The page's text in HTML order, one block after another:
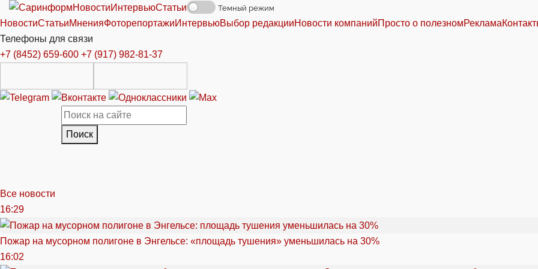
НовостиИнтервьюСтатьи Темный режим
НовостиСтатьиМненияФоторепортажиИнтервьюВыбор редакцииНовости компанийПросто о полезномРеклама
Телефоны для связи
+7 (8452) 659-600 +7 (917) 982-81-37
Поиск
Все новости
16:29
Пожар на мусорном полигоне в Энгельсе: «площадь тушения» уменьшилась на 30%
16:02